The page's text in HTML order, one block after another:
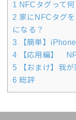
1 NFCタグって何
2 家にNFCタグ
になる？
3 【簡単】
4 【応用編】
5 【おまけ】我
6 総評